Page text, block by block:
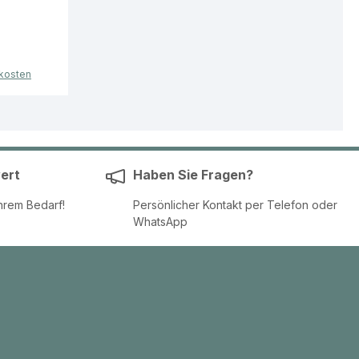
Bedarf!
Haben Sie Fragen?
Persönlicher Kontakt per Telefon oder
WhatsApp